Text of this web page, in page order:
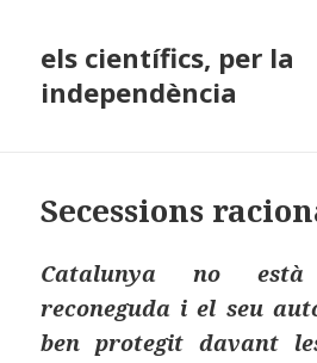
els científics, per la
independència
Secessions
Catalunya no està
reconeguda i el seu
ben protegit davant